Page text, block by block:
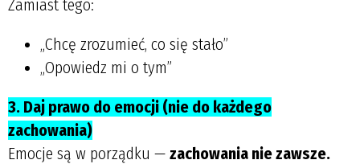
Zamiast tego:
„Chcę zrozumieć, co się stało”
„Opowiedz mi o tym”
3. Daj prawo do emocji (nie do każdego
zachowania)
Emocje są w porządku — zachowania nie zawsze.